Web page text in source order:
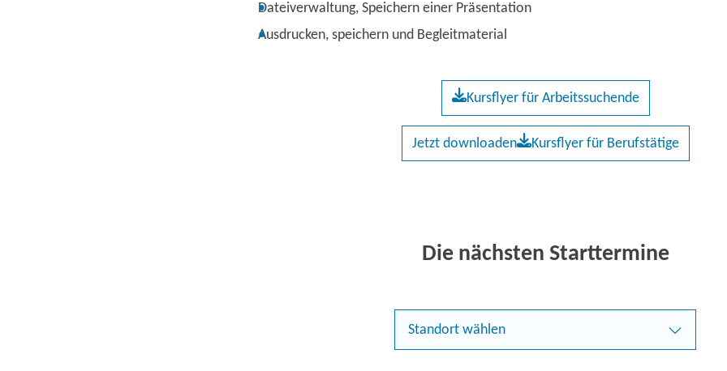
Dateiverwaltung, Speichern einer Präsentation
Ausdrucken, speichern und Begleitmaterial
Kursflyer für Arbeitssuchende
Jetzt downloaden Kursflyer für Berufstätige
Die nächsten Starttermine
Standort wählen